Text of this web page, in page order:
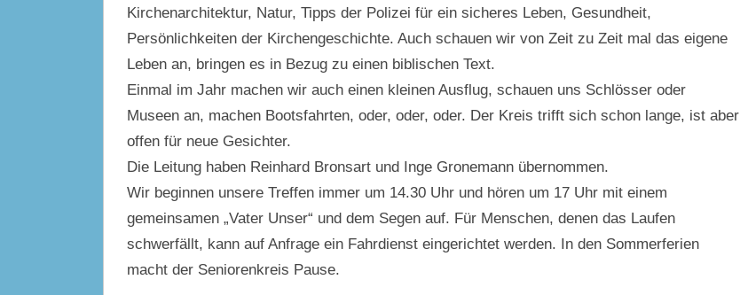
Kirchenarchitektur, Natur, Tipps der Polizei für ein sicheres Leben, Gesundheit,
Persönlichkeiten der Kirchengeschichte. Auch schauen wir von Zeit zu Zeit mal das eigene
Leben an, bringen es in Bezug zu einen biblischen Text.
Einmal im Jahr machen wir auch einen kleinen Ausflug, schauen uns Schlösser oder
Museen an, machen Bootsfahrten, oder, oder, oder. Der Kreis trifft sich schon lange, ist aber
offen für neue Gesichter.
Die Leitung haben Reinhard Bronsart und Inge Gronemann übernommen.
Wir beginnen unsere Treffen immer um 14.30 Uhr und hören um 17 Uhr mit einem
gemeinsamen „Vater Unser“ und dem Segen auf. Für Menschen, denen das Laufen
schwerfällt, kann auf Anfrage ein Fahrdienst eingerichtet werden. In den Sommerferien
macht der Seniorenkreis Pause.